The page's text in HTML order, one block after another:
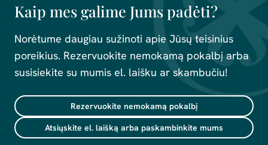
Kaip mes galime Jums padėti?
Norėtume daugiau sužinoti apie Jūsų teisinius
poreikius. Rezervuokite nemokamą pokalbį arba
susisiekite su mumis el. laišku ar skambučiu!
Rezervuokite nemokamą pokalbį
Atsiųskite el. laišką arba paskambinkite mums